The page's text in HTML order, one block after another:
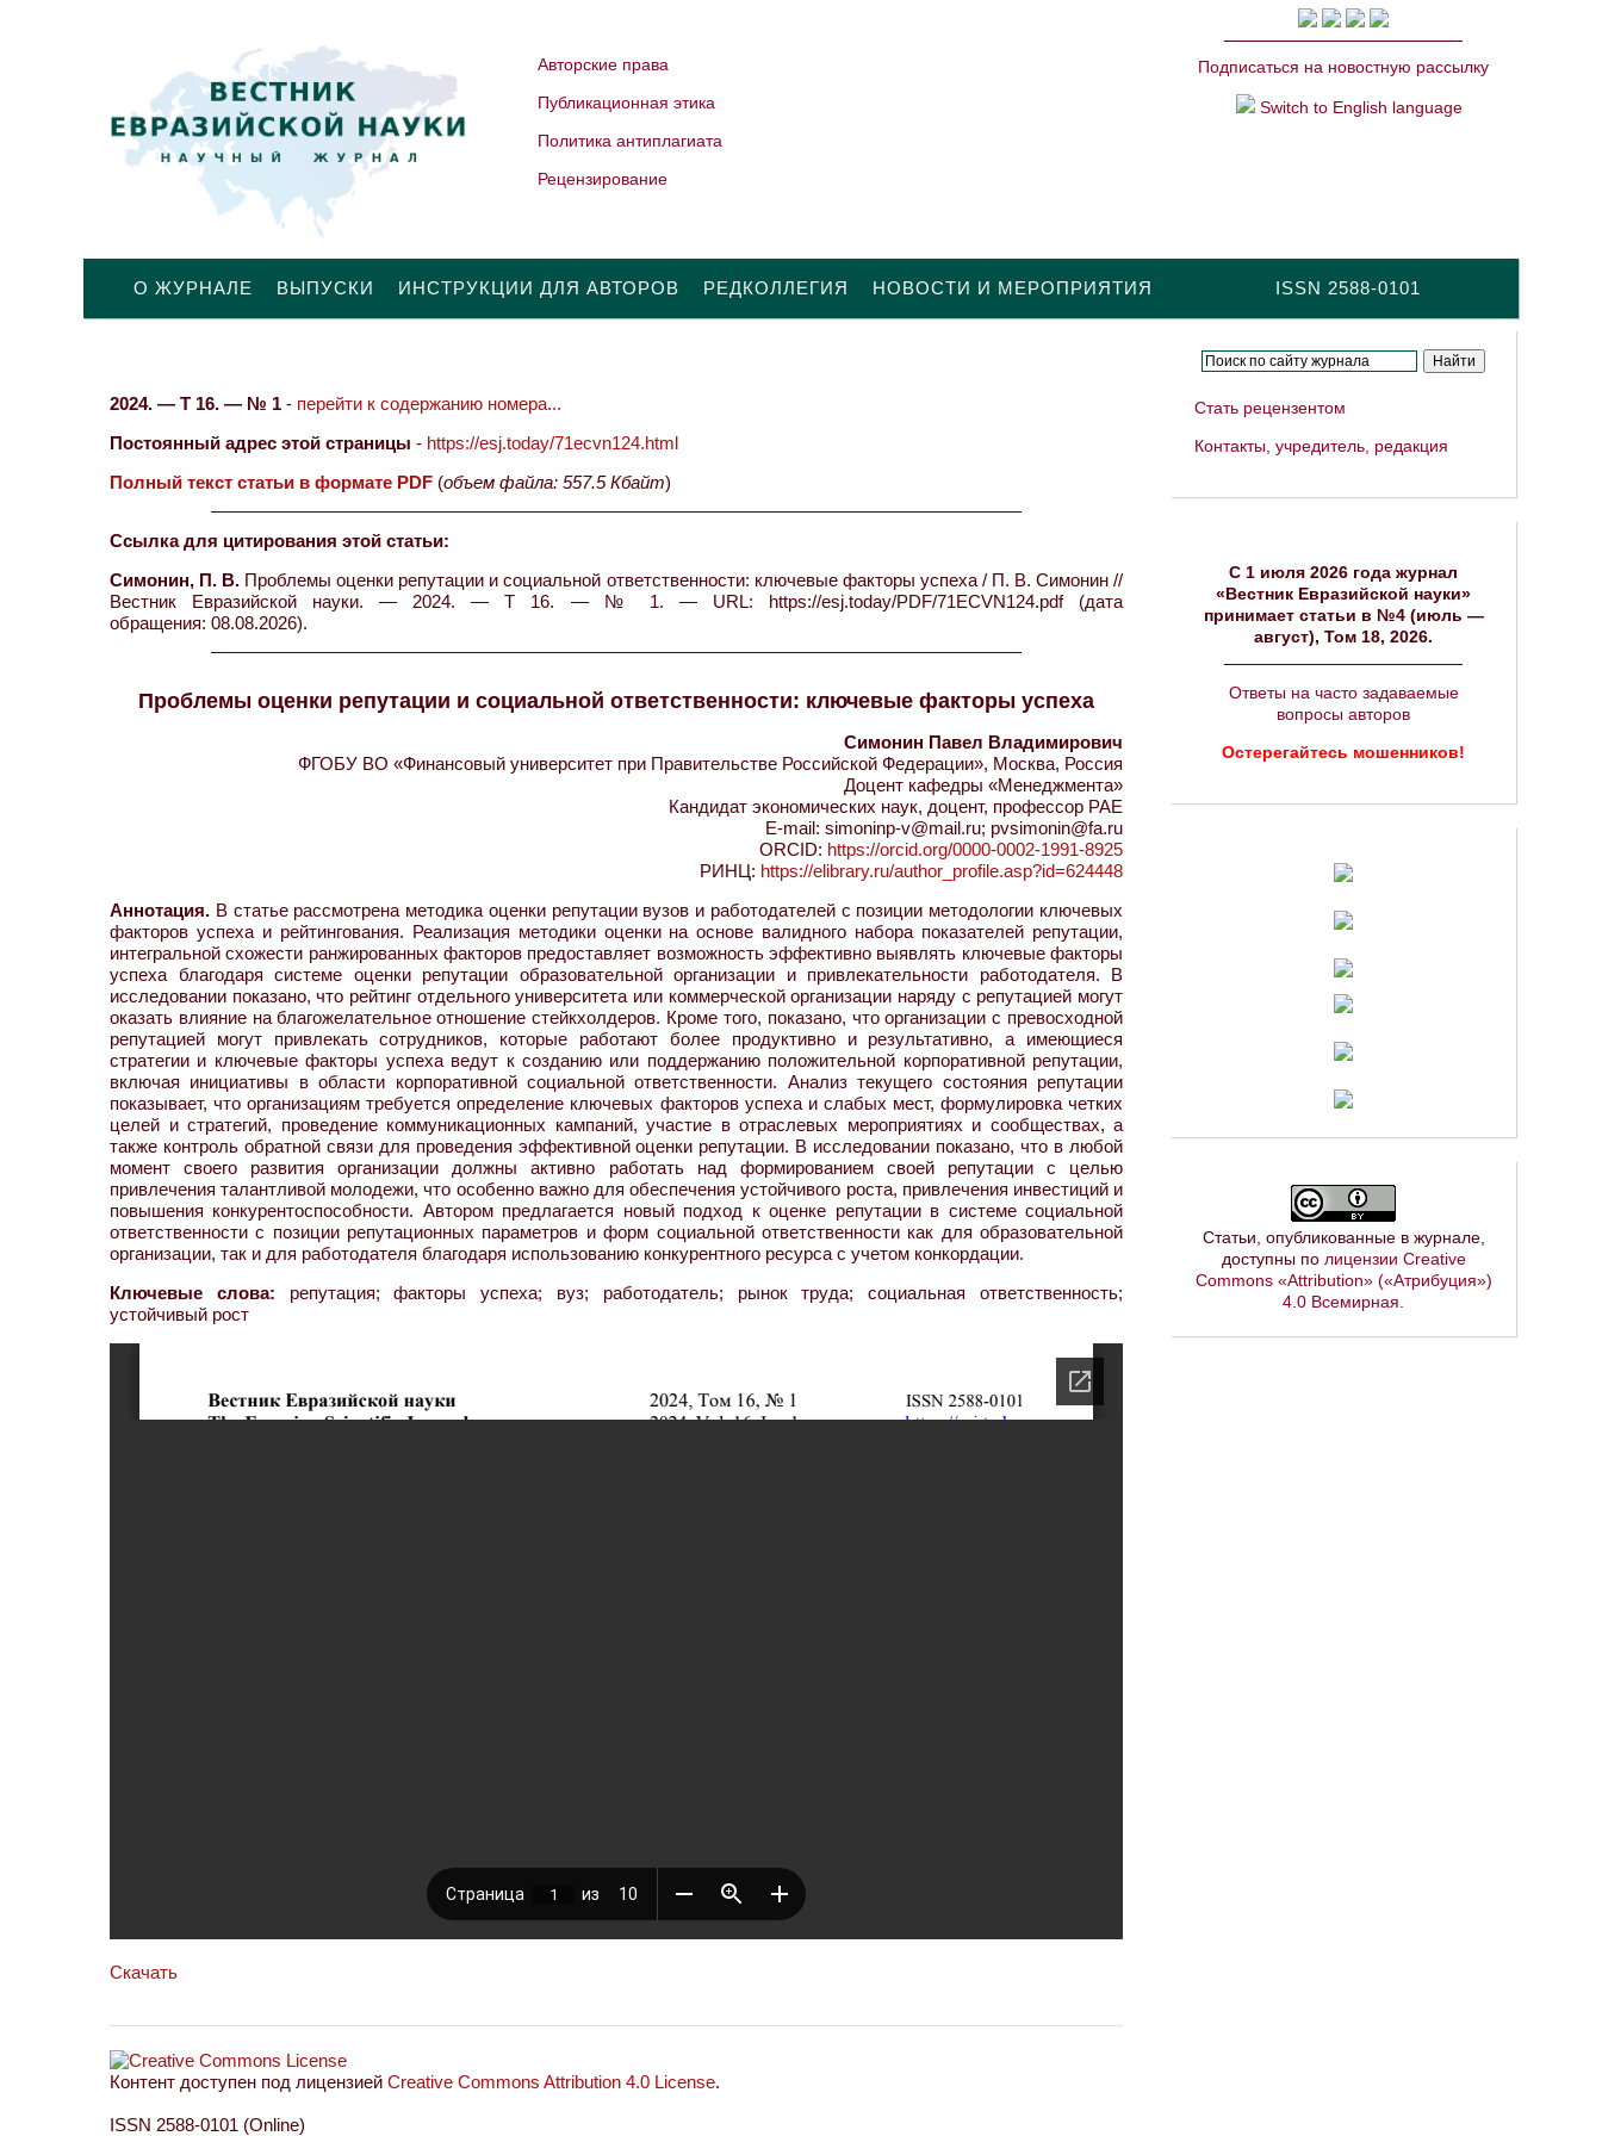
Авторские права
Публикационная этика
Политика антиплагиата
Рецензирование
Подписаться на новостную рассылку
Switch to English language
ISSN 2588-0101
О ЖУРНАЛЕ ВЫПУСКИ ИНСТРУКЦИИ ДЛЯ АВТОРОВ РЕДКОЛЛЕГИЯ НОВОСТИ И МЕРОПРИЯТИЯ
2024. — Т 16. — № 1 - перейти к содержанию номера...
Постоянный адрес этой страницы - https://esj.today/71ecvn124.html
Полный текст статьи в формате PDF (объем файла: 557.5 Кбайт)
Ссылка для цитирования этой статьи:
Симонин, П. В. Проблемы оценки репутации и социальной ответственности: ключевые факторы успеха / П. В. Симонин //
Вестник Евразийской науки. — 2024. — Т 16. — № 1. — URL: https://esj.today/PDF/71ECVN124.pdf (дата
обращения: 08.08.2026).
Проблемы оценки репутации и социальной ответственности: ключевые факторы успеха
Симонин Павел Владимирович
ФГОБУ ВО «Финансовый университет при Правительстве Российской Федерации», Москва, Россия
Доцент кафедры «Менеджмента»
Кандидат экономических наук, доцент, профессор РАЕ
E-mail: simoninp-v@mail.ru; pvsimonin@fa.ru
ORCID: https://orcid.org/0000-0002-1991-8925
РИНЦ: https://elibrary.ru/author_profile.asp?id=624448
Аннотация. В статье рассмотрена методика оценки репутации вузов и работодателей с позиции методологии ключевых
факторов успеха и рейтингования. Реализация методики оценки на основе валидного набора показателей репутации,
интегральной схожести ранжированных факторов предоставляет возможность эффективно выявлять ключевые факторы
успеха благодаря системе оценки репутации образовательной организации и привлекательности работодателя. В
исследовании показано, что рейтинг отдельного университета или коммерческой организации наряду с репутацией могут
оказать влияние на благожелательное отношение стейкхолдеров. Кроме того, показано, что организации с превосходной
репутацией могут привлекать сотрудников, которые работают более продуктивно и результативно, а имеющиеся
стратегии и ключевые факторы успеха ведут к созданию или поддержанию положительной корпоративной репутации,
включая инициативы в области корпоративной социальной ответственности. Анализ текущего состояния репутации
показывает, что организациям требуется определение ключевых факторов успеха и слабых мест, формулировка четких
целей и стратегий, проведение коммуникационных кампаний, участие в отраслевых мероприятиях и сообществах, а
также контроль обратной связи для проведения эффективной оценки репутации. В исследовании показано, что в любой
момент своего развития организации должны активно работать над формированием своей репутации с целью
привлечения талантливой молодежи, что особенно важно для обеспечения устойчивого роста, привлечения инвестиций и
повышения конкурентоспособности. Автором предлагается новый подход к оценке репутации в системе социальной
ответственности с позиции репутационных параметров и форм социальной ответственности как для образовательной
организации, так и для работодателя благодаря использованию конкурентного ресурса с учетом конкордации.
Ключевые слова: репутация; факторы успеха; вуз; работодатель; рынок труда; социальная ответственность;
устойчивый рост
Скачать
Контент доступен под лицензией Creative Commons Attribution 4.0 License.
ISSN 2588-0101 (Online)
Стать рецензентом
Контакты, учредитель, редакция
C 1 июля 2026 года журнал
«Вестник Евразийской науки»
принимает статьи в №4 (июль —
август), Том 18, 2026.
Ответы на часто задаваемые
вопросы авторов
Остерегайтесь мошенников!
Статьи, опубликованные в журнале,
доступны по лицензии Creative
Commons «Attribution» («Атрибуция»)
4.0 Всемирная